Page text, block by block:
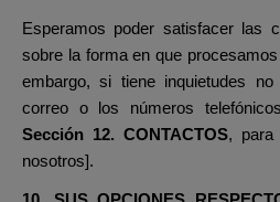
Esperamos poder satisfacer las
sobre la forma en que
embargo, si tiene inquietudes no
correo o los números
Sección 12. CONTACTOS,
nosotros].